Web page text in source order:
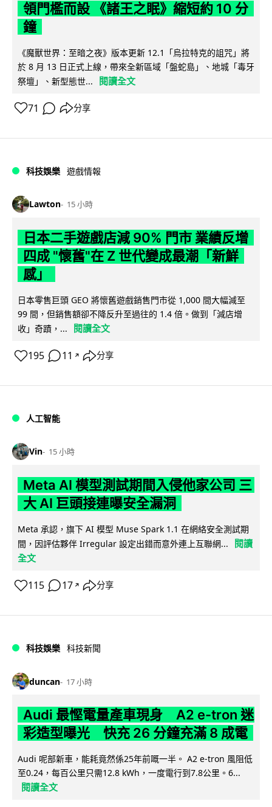
領門檻而設 《諸王之眠》縮短約 10 分
鐘
《魔獸世界：至暗之夜》版本更新 12.1「烏拉特克的詛咒」將
於 8 月 13 日正式上線，帶來全新區域「盤蛇島」、地城「毒牙
祭壇」、新型態世...
閱讀全文
71 分享
科技娛樂 遊戲情報
Lawton 15 小時
日本二手遊戲店減 90% 門市 業績反增
四成 "懷舊"在 Z 世代變成最潮「新鮮
感」
日本零售巨頭 GEO 將懷舊遊戲銷售門市從 1,000 間大幅減至
99 間，但銷售額卻不降反升至過往的 1.4 倍。做到「減店增
收」奇蹟，...
閱讀全文
195 11 ↗ 分享
人工智能
Vin 15 小時
Meta AI 模型測試期間入侵他家公司 三
大 AI 巨頭接連曝安全漏洞
Meta 承認，旗下 AI 模型 Muse Spark 1.1 在網絡安全測試期
間，因評估夥伴 Irregular 設定出錯而意外連上互聯網...
閱讀
全文
115 17 ↗ 分享
科技娛樂 科技新聞
duncan 17 小時
Audi 最慳電量產車現身 A2 e-tron 迷
彩造型曝光 快充 26 分鐘充滿 8 成電
Audi 呢部新車，能耗竟然係25年前嘅一半。 A2 e-tron 風阻低
至0.24，每百公里只需12.8 kWh，一度電行到7.8公里。6...
閱讀全文